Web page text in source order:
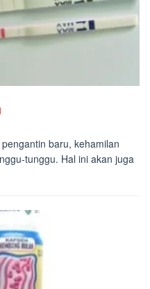
baru, kehamilan
tunggu. Hal ini akan juga